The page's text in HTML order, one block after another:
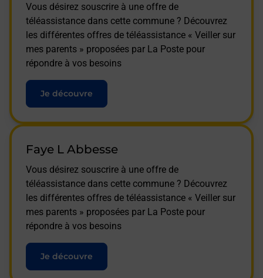
Vous désirez souscrire à une offre de
téléassistance dans cette commune ? Découvrez
les différentes offres de téléassistance « Veiller sur
mes parents » proposées par La Poste pour
répondre à vos besoins
Je découvre
Faye L Abbesse
Vous désirez souscrire à une offre de
téléassistance dans cette commune ? Découvrez
les différentes offres de téléassistance « Veiller sur
mes parents » proposées par La Poste pour
répondre à vos besoins
Je découvre